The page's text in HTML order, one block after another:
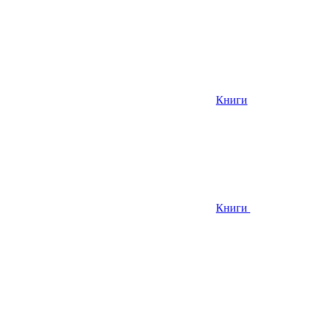
Книги
Книги